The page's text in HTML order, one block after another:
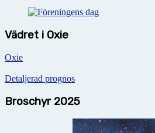
Vädret i Oxie
Oxie
Detaljerad prognos
Broschyr 2025